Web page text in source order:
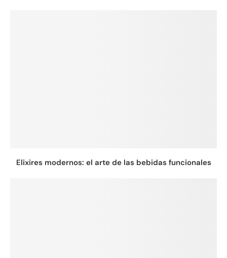
Elixires modernos: el arte de las bebidas funcionales